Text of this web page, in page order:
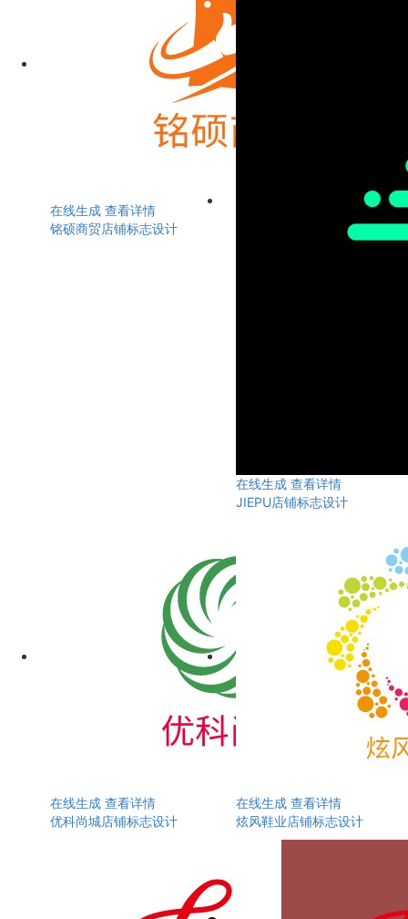
在线生成 查看详情
铭硕商贸店铺标志设计
在线生成 查看详情
JIEPU店铺标志设计
在线生成 查看详情
优科尚城店铺标志设计
在线生成 查看详情
炫风鞋业店铺标志设计